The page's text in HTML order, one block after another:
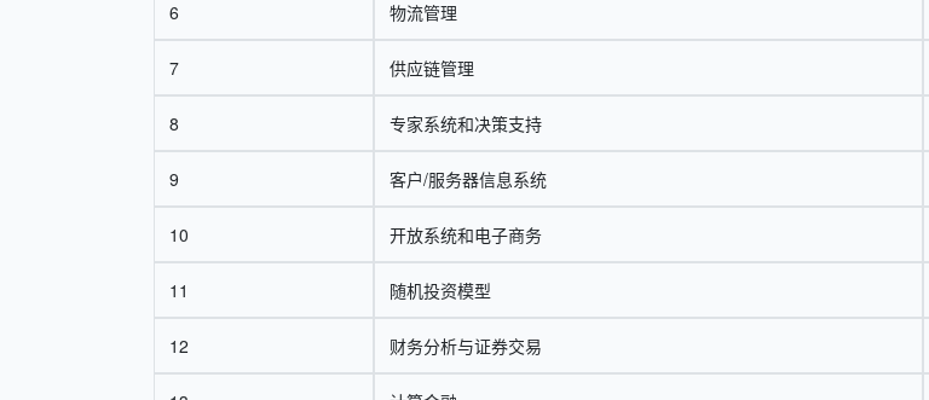
6 物流管理
7 供应链管理
8 专家系统和决策支持
9 客户/服务器信息系统
10 开放系统和电子商务
11 随机投资模型
12 财务分析与证券交易